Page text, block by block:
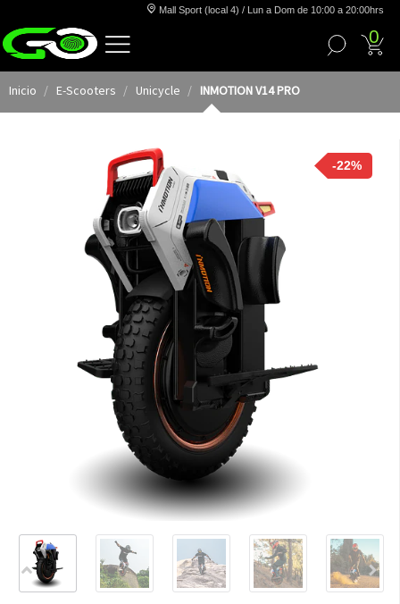
Mall Sport (local 4) / Lun a Dom de 10:00 a 20:00hrs
0
Inicio E-Scooters Unicycle INMOTION V14 PRO
-22%